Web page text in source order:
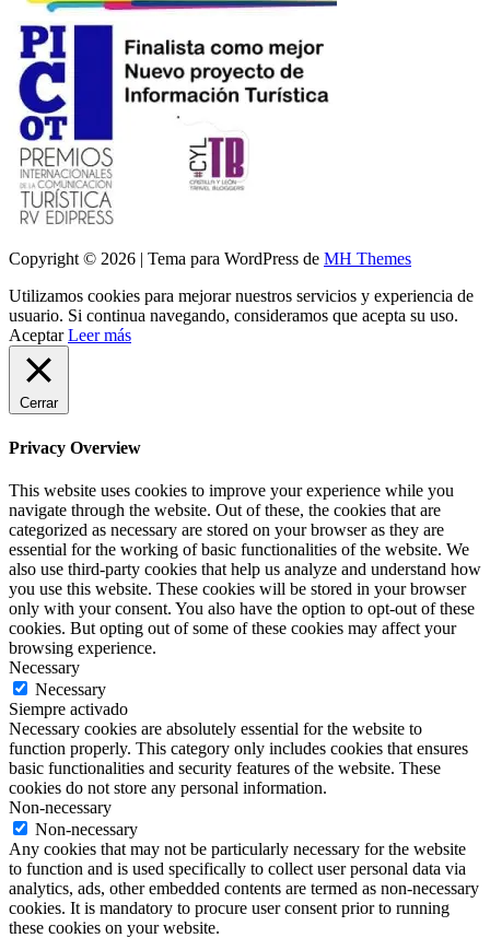
Copyright © 2026 | Tema para WordPress de MH Themes
Utilizamos cookies para mejorar nuestros servicios y experiencia de
usuario. Si continua navegando, consideramos que acepta su uso.
Aceptar Leer más
Cerrar
Privacy Overview
This website uses cookies to improve your experience while you
navigate through the website. Out of these, the cookies that are
categorized as necessary are stored on your browser as they are
essential for the working of basic functionalities of the website. We
also use third-party cookies that help us analyze and understand how
you use this website. These cookies will be stored in your browser
only with your consent. You also have the option to opt-out of these
cookies. But opting out of some of these cookies may affect your
browsing experience.
Necessary
Necessary
Siempre activado
Necessary cookies are absolutely essential for the website to
function properly. This category only includes cookies that ensures
basic functionalities and security features of the website. These
cookies do not store any personal information.
Non-necessary
Non-necessary
Any cookies that may not be particularly necessary for the website
to function and is used specifically to collect user personal data via
analytics, ads, other embedded contents are termed as non-necessary
cookies. It is mandatory to procure user consent prior to running
these cookies on your website.